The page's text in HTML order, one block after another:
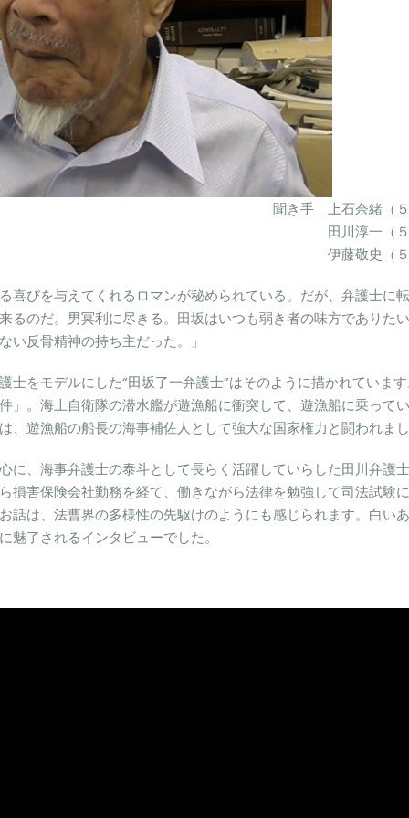
聞き手 上石奈緒（
田川淳一（
伊藤敬史（
喜びを与えてくれるロマンが秘められている。だが、弁護士に
るのだ。男冥利に尽きる。田坂はいつも弱き者の味方でありた
い反骨精神の持ち主だった。」
士をモデルにした“田坂了一弁護士”はそのように描かれていま
」。海上自衛隊の潜水艦が遊漁船に衝突して、遊漁船に乗って
、遊漁船の船長の海事補佐人として強大な国家権力と闘われま
に、海事弁護士の泰斗として長らく活躍していらした田川弁護
損害保険会社勤務を経て、働きながら法律を勉強して司法試験
話は、法曹界の多様性の先駆けのようにも感じられます。白い
了されるインタビューでした。